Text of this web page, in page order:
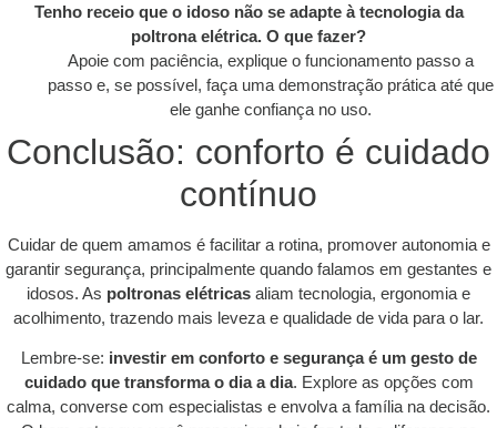
Tenho receio que o idoso não se adapte à tecnologia da
poltrona elétrica. O que fazer?
Apoie com paciência, explique o funcionamento passo a
passo e, se possível, faça uma demonstração prática até que
ele ganhe confiança no uso.
Conclusão: conforto é cuidado
contínuo
Cuidar de quem amamos é facilitar a rotina, promover autonomia e
garantir segurança, principalmente quando falamos em gestantes e
idosos. As poltronas elétricas aliam tecnologia, ergonomia e
acolhimento, trazendo mais leveza e qualidade de vida para o lar.
Lembre-se: investir em conforto e segurança é um gesto de
cuidado que transforma o dia a dia. Explore as opções com
calma, converse com especialistas e envolva a família na decisão.